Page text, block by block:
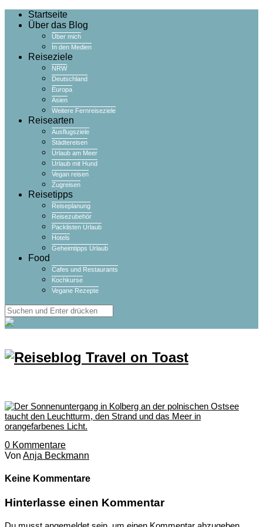
Startseite
Über das Blog
Über mich
In den Medien
Reiseziele
NRW
Deutschland
Europa
Asien
Weitere Fernreiseziele
Reisearten
Ausflugsziele
Städtereisen
Urlaub am Meer
Urlaub mit Hund
Vegan reisen
Zugreisen
Reisetipps
Reiseplanung
Reisezubehör
Packlisten Urlaub
Hotels
Geheimtipps Urlaub
Food
Cafes und Restaurants
Kochkurse
Vegane Rezepte
0 Kommentare
Von Anja Beckmann
Keine Kommentare
Hinterlasse einen Kommentar